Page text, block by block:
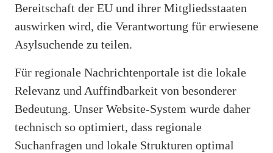
Bereitschaft der EU und ihrer Mitgliedsstaaten
auswirken wird, die Verantwortung für erwiesene
Asylsuchende zu teilen.
Für regionale Nachrichtenportale ist die lokale
Relevanz und Auffindbarkeit von besonderer
Bedeutung. Unser Website-System wurde daher
technisch so optimiert, dass regionale
Suchanfragen und lokale Strukturen optimal